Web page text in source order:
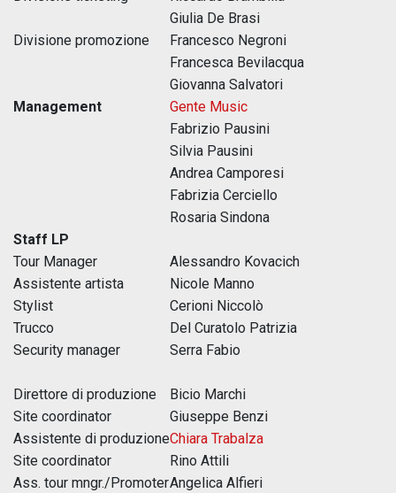
Giulia De Brasi
Divisione promozione
Francesco Negroni
Francesca Bevilacqua
Giovanna Salvatori
Management
Gente Music
Fabrizio Pausini
Silvia Pausini
Andrea Camporesi
Fabrizia Cerciello
Rosaria Sindona
Staff LP
Tour Manager
Alessandro Kovacich
Assistente artista
Nicole Manno
Stylist
Cerioni Niccolò
Trucco
Del Curatolo Patrizia
Security manager
Serra Fabio
Direttore di produzione
Bicio Marchi
Site coordinator
Giuseppe Benzi
Assistente di produzioneChiara Trabalza
Site coordinator
Rino Attili
Ass. tour mngr./PromoterAngelica Alfieri